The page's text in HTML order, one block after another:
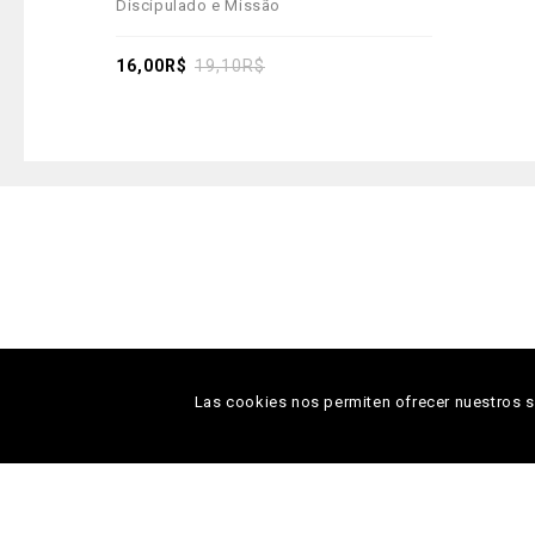
5
Discipulado e Missão
19,10R$
16,00R$
Las cookies nos permiten ofrecer nuestros